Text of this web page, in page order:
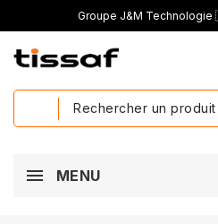
Groupe J&M
MENU